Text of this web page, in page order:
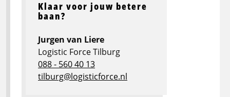
Klaar voor jouw betere
baan?
Jurgen van Liere
Logistic Force Tilburg
088 - 560 40 13
tilburg@logisticforce.nl